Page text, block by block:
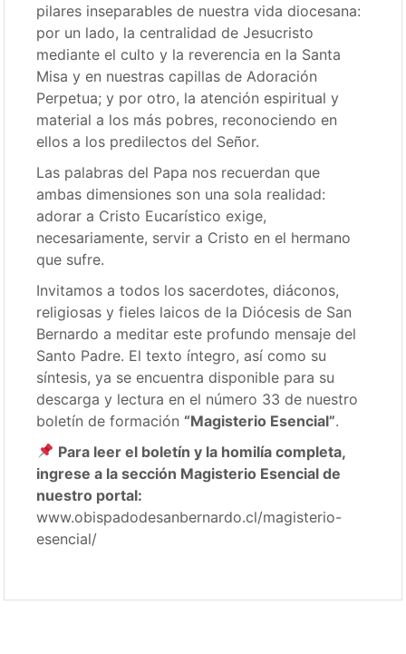
pilares inseparables de nuestra vida diocesana:
por un lado, la centralidad de Jesucristo
mediante el culto y la reverencia en la Santa
Misa y en nuestras capillas de Adoración
Perpetua; y por otro, la atención espiritual y
material a los más pobres, reconociendo en
ellos a los predilectos del Señor.
Las palabras del Papa nos recuerdan que
ambas dimensiones son una sola realidad:
adorar a Cristo Eucarístico exige,
necesariamente, servir a Cristo en el hermano
que sufre.
Invitamos a todos los sacerdotes, diáconos,
religiosas y fieles laicos de la Diócesis de San
Bernardo a meditar este profundo mensaje del
Santo Padre. El texto íntegro, así como su
síntesis, ya se encuentra disponible para su
descarga y lectura en el número 33 de nuestro
boletín de formación “Magisterio Esencial”.
Para leer el boletín y la homilía completa,
ingrese a la sección Magisterio Esencial de
nuestro portal:
www.obispadodesanbernardo.cl/magisterio-
esencial/